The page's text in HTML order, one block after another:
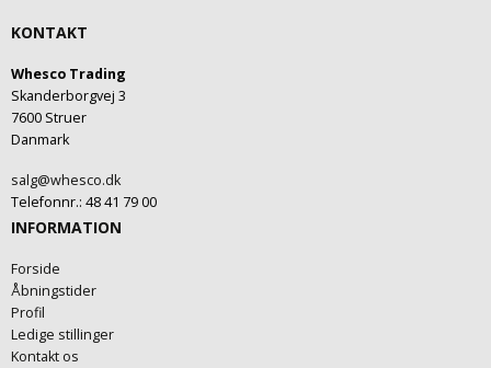
KONTAKT
Whesco Trading
Skanderborgvej 3
7600 Struer
Danmark
salg@whesco.dk
Telefonnr.: 48 41 79 00
INFORMATION
Forside
Åbningstider
Profil
Ledige stillinger
Kontakt os